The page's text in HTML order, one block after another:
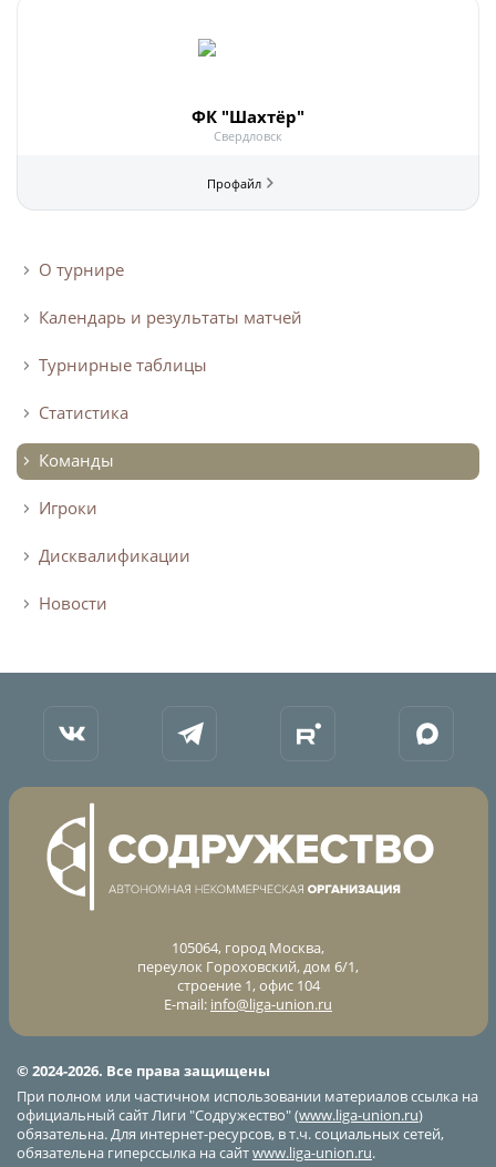
О турнире
Календарь и результаты матчей
Турнирные таблицы
Статистика
Команды
Игроки
Дисквалификации
Новости
ФК "Шахтёр"
Свердловск
105064, город Москва,
переулок Гороховский, дом 6/1,
строение 1, офис 104
E-mail: info@liga-union.ru
© 2024-2026. Все права защищены
При полном или частичном использовании материалов ссылка на
официальный сайт Лиги "Содружество" (www.liga-union.ru)
обязательна. Для интернет-ресурсов, в т.ч. социальных сетей,
обязательна гиперссылка на сайтwww.liga-union.ru.